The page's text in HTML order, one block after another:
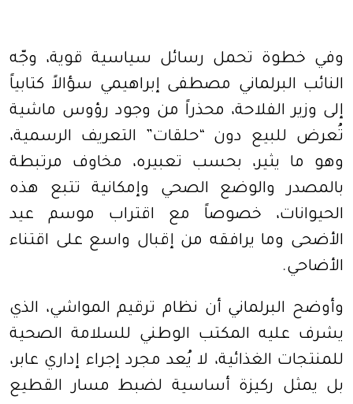
وفي خطوة تحمل رسائل سياسية قوية، وجّه
النائب البرلماني مصطفى إبراهيمي سؤالاً كتابياً
إلى وزير الفلاحة، محذراً من وجود رؤوس ماشية
تُعرض للبيع دون “حلقات” التعريف الرسمية،
وهو ما يثير، بحسب تعبيره، مخاوف مرتبطة
بالمصدر والوضع الصحي وإمكانية تتبع هذه
الحيوانات، خصوصاً مع اقتراب موسم عيد
الأضحى وما يرافقه من إقبال واسع على اقتناء
الأضاحي.
وأوضح البرلماني أن نظام ترقيم المواشي، الذي
يشرف عليه المكتب الوطني للسلامة الصحية
للمنتجات الغذائية، لا يُعد مجرد إجراء إداري عابر،
بل يمثل ركيزة أساسية لضبط مسار القطيع